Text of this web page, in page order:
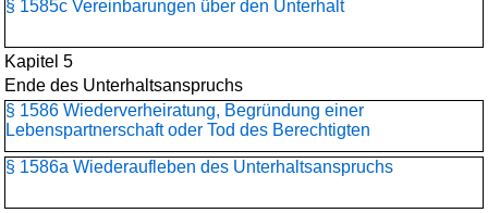
§ 1585c Vereinbarungen über den Unterhalt
Kapitel 5
Ende des Unterhaltsanspruchs
§ 1586 Wiederverheiratung, Begründung einer
Lebenspartnerschaft oder Tod des Berechtigten
§ 1586a Wiederaufleben des Unterhaltsanspruchs